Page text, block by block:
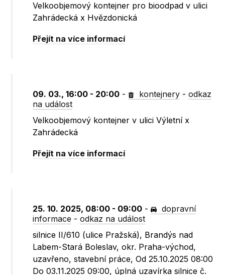
Velkoobjemový kontejner pro bioodpad v ulici
Zahrádecká x Hvězdonická
Přejít na více informací
09. 03., 16:00 - 20:00 - kontejnery -odkaz
na událost
Velkoobjemový kontejner v ulici Výletní x
Zahrádecká
Přejít na více informací
25. 10. 2025, 08:00 - 09:00 -
dopravní
informace -odkaz na událost
silnice II/610 (ulice Pražská), Brandýs nad
Labem-Stará Boleslav, okr. Praha-východ,
uzavřeno, stavební práce, Od 25.10.2025 08:00
Do 03.11.2025 09:00, úplná uzavírka silnice č.